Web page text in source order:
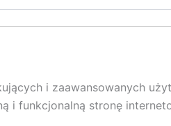
i zaawansowanych
i funkcjonalną stronę